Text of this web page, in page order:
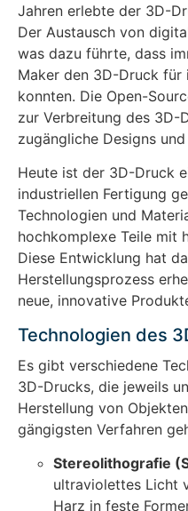
Jahren erlebte der 3D-
Der Austausch von
was dazu führte, dass
Maker den 3D-Druck für
konnten. Die Open-
zur Verbreitung des 3D-
zugängliche Designs
Heute ist der 3D-Druck
industriellen Fertigung
Technologien und
hochkomplexe Teile mit
Diese Entwicklung hat
Herstellungsprozess
neue, innovative
Technologien des
Es gibt verschiedene
3D-Drucks, die jeweils
Herstellung von
gängigsten Verfahren
Stereolithografie
ultraviolettes Licht
Harz in feste